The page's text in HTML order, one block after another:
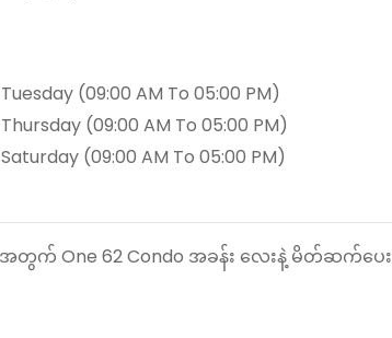
Tuesday (09:00 AM To 05:00 PM)
Thursday (09:00 AM To 05:00 PM)
Saturday (09:00 AM To 05:00 PM)
အတွက် One 62 Condo အခန်း လေးနဲ့ မိတ်ဆက်ပေး